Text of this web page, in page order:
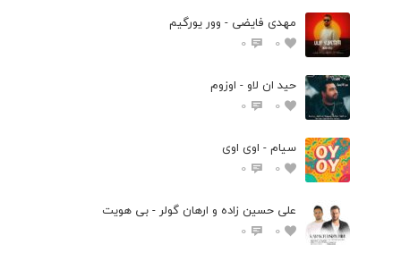
مهدی فایضی - وور یورگیم
0
0
حید ان لاو - اوزوم
0
0
سیام - اوی اوی
0
0
علی حسین زاده و ارهان گولر - بی هویت
0
0